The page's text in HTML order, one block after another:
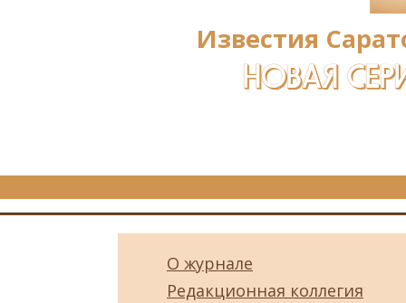
Известия
НОВАЯ
О журнале
Редакционная коллегия